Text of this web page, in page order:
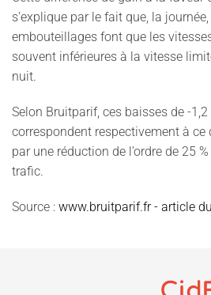
s'explique par le fait que, la
embouteillages font que les
souvent inférieures à la vitesse
nuit.
Selon Bruitparif, ces baisses de -1,2
correspondent respectivement à
par une réduction de l’ordre de 25
trafic.
Source : www.bruitparif.fr - article